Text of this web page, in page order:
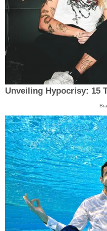
Unveiling Hypocrisy: 15